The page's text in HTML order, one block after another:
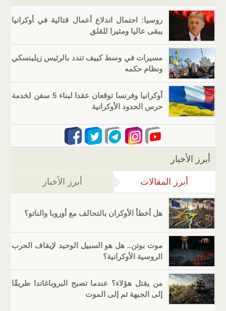
روسيا: احتمال اندلاع أعمال قتالية في أوكرانيا
يبقى عاليا ومثيرا للقلق
مسيرات في وسط كييف تندد بالرئيس زيلينسكي
ونظام حكمه
أوكرانيا وفرنسا توقعان عقدا لبناء 5 سفن لخدمة
حرس الحدود الأوكرانية
أبرز الأخبار
أبرز المقالات (علامة التبويب النشطة)
أبرز الأخبار
هل أخطأ الأوكران بالتحالف مع أوروبا والناتو؟
موت بوتن.. هل هو السبيل الوحيد لإيقاف الحرب
الروسية الأوكرانية؟
من يقتل هؤلاء؟ عندما تصبح البروباغاندا طريقًا
إلى الجبهة ثم إلى الموت